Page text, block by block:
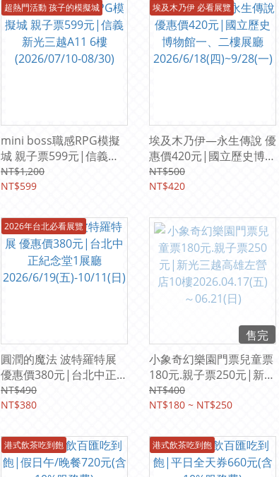
超熱門活動 孩子的模擬城
mini boss職感RPG模擬
城 親子票599元|信義新
光三越A11 6樓
(2026/07/10-08/30)
NT$1,200
NT$599
埃及木乃伊 必看展覽
埃及木乃伊—永生傳說 優
惠價420元|國立歷史博物
館一、二樓展廳
2026/6/18(四)~9/28(一)
NT$500
NT$420
2026年台北必看展覽
圓潤的魔法 波特羅特展
優惠價380元|台北中正紀
念堂1展廳
2026/6/19(五)-10/11(日)
NT$490
NT$380
售完
小象奇幻樂園門票兒童票
180元.親子票250元|新光
三越高雄左營店10樓
2026.04.17(五)～
NT$400
NT$180 ~ NT$250
港式飲茶吃到飽 港式飲茶吃到飽